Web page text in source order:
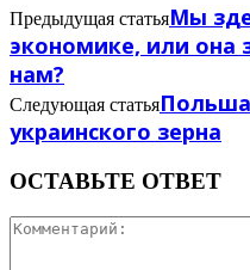
Предыдущая статьяМы
экономике, или она
нам?
Следующая статья
украинского зерна
ОСТАВЬТЕ ОТВЕТ